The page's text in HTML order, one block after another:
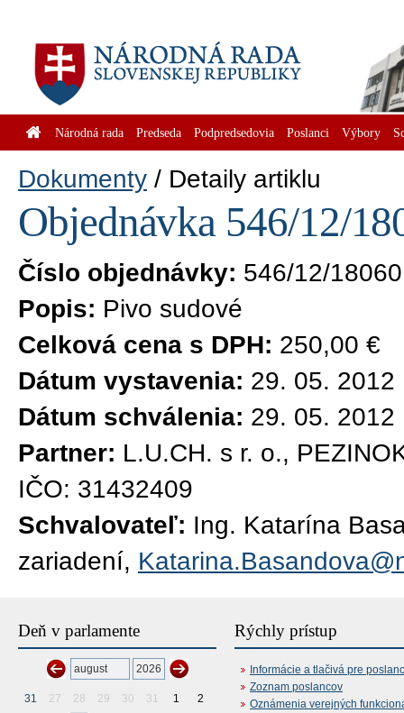
Národná rada Predseda Podpredsedovia Poslanci Výbory
Dokumenty Detaily artiklu
Objednávka 546/12/
Číslo objednávky: 546/12/18060
Popis: Pivo sudové
Celková cena s DPH: 250,00 €
Dátum vystavenia: 29. 05. 2012
Dátum schválenia: 29. 05. 2012
Partner: L.U.CH. s r. o.,
IČO: 31432409
Schvalovateľ: Ing. Katarína
zariadení,
Deň v parlamente
31 27 28 29 30 31 1
2
Rýchly prístup
Informácie a tlačivá pre
Zoznam poslancov
Oznámenia verejných